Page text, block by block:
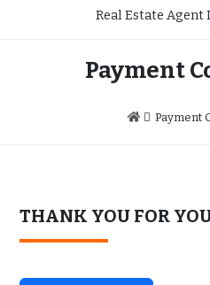
Real Estate Agent
Payment
Payment
THANK YOU FOR